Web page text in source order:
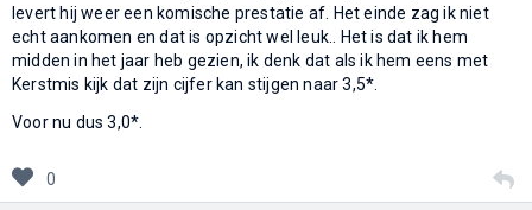
levert hij weer een komische prestatie af. Het einde zag ik niet
echt aankomen en dat is opzicht wel leuk.. Het is dat ik hem
midden in het jaar heb gezien, ik denk dat als ik hem eens met
Kerstmis kijk dat zijn cijfer kan stijgen naar 3,5*.
Voor nu dus 3,0*.
0